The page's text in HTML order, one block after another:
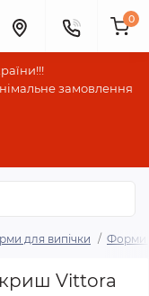
замовлення
0
для випічки Форми
Vittora